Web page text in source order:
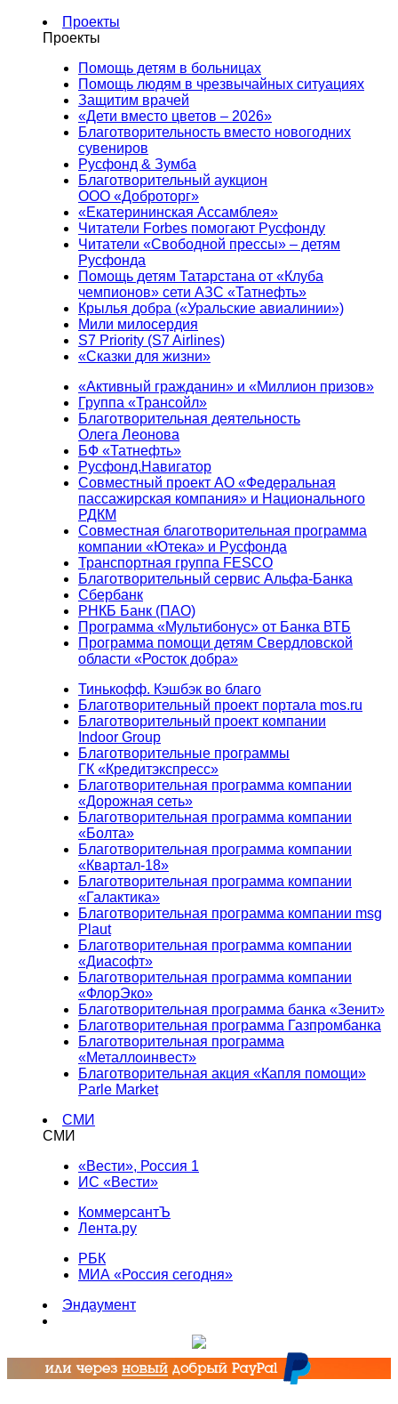
Проекты
Проекты
Помощь детям в больницах
Помощь людям в чрезвычайных ситуациях
Защитим врачей
«Дети вместо цветов – 2026»
Благотворительность вместо новогодних
сувениров
Русфонд & Зумба
Благотворительный аукцион
ООО «Доброторг»
«Екатерининская Ассамблея»
Читатели Forbes помогают Русфонду
Читатели «Свободной прессы» – детям
Русфонда
Помощь детям Татарстана от «Клуба
чемпионов» сети АЗС «Татнефть»
Крылья добра («Уральские авиалинии»)
Мили милосердия
S7 Priority (S7 Airlines)
«Сказки для жизни»
«Активный гражданин» и «Миллион призов»
Группа «Трансойл»
Благотворительная деятельность
Олега Леонова
БФ «Татнефть»
Русфонд.Навигатор
Совместный проект АО «Федеральная
пассажирская компания» и Национального
РДКМ
Совместная благотворительная программа
компании «Ютека» и Русфонда
Транспортная группа FESCO
Благотворительный сервис Альфа-Банка
Сбербанк
РНКБ Банк (ПАО)
Программа «Мультибонус» от Банка ВТБ
Программа помощи детям Свердловской
области «Росток добра»
Тинькофф. Кэшбэк во благо
Благотворительный проект портала mos.ru
Благотворительный проект компании
Indoor Group
Благотворительные программы
ГК «Кредитэкспресс»
Благотворительная программа компании
«Дорожная сеть»
Благотворительная программа компании
«Болта»
Благотворительная программа компании
«Квартал-18»
Благотворительная программа компании
«Галактика»
Благотворительная программа компании msg
Plaut
Благотворительная программа компании
«Диасофт»
Благотворительная программа компании
«ФлорЭко»
Благотворительная программа банка «Зенит»
Благотворительная программа Газпромбанка
Благотворительная программа
«Металлоинвест»
Благотворительная акция «Капля помощи»
Parle Market
СМИ
СМИ
«Вести», Россия 1
ИС «Вести»
КоммерсантЪ
Лента.ру
РБК
МИА «Россия сегодня»
Эндаумент